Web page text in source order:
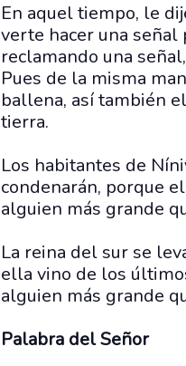
En aquel tiempo, le
verte hacer una
reclamando una
Pues de la misma
ballena, así también
tierra.
Los habitantes de
condenarán, porque
alguien más grande
La reina del sur se
ella vino de los
alguien más grande
Palabra del Señor